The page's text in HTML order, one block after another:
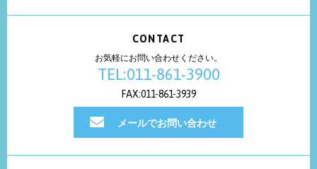
CONTACT
お気軽にお問い合わせください。
TEL:011-861-3900
FAX:011-861-3939
メールでお問い合わせ